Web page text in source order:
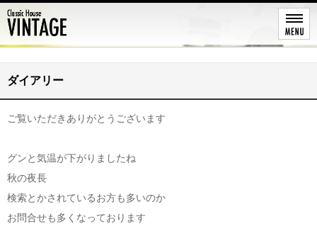
レストア
ダイアリー
ご覧いただきありがとうございます
グンと気温が下がりましたね
秋の夜長
検索とかされているお方も多いのか
お問合せも多くなっております